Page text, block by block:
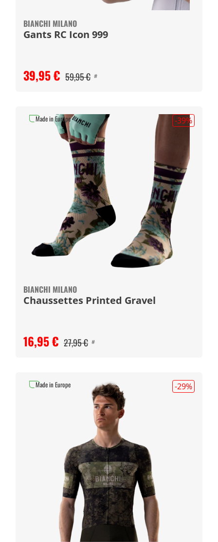
BIANCHI MILANO
Gants RC Icon 999
39,95 € 59,95 € #
-39%
BIANCHI MILANO
Chaussettes Printed Gravel
16,95 € 27,95 € #
Made in Europe
-29%
Made in Europe